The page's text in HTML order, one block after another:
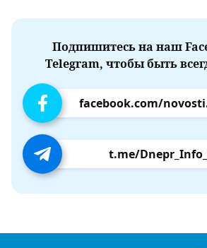
Подпишитесь на наш
Telegram, чтобы быть
t.me/